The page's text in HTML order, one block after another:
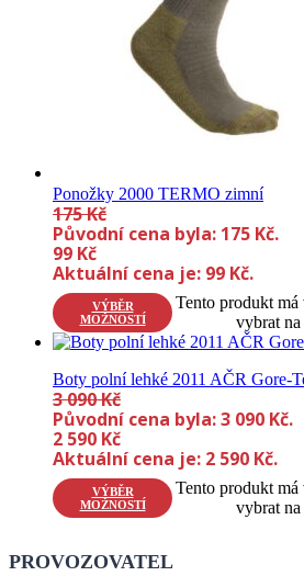
Ponožky 2000 TERMO zimní
175Kč
Původní cena byla: 175 Kč.
99 Kč
Aktuální cena je: 99 Kč.
VÝBĚR
MOŽNOSTÍ
Tento produkt
vybrat na
Boty polní lehké 2011 AČR Gore-
3 090Kč
Původní cena byla: 3 090 Kč.
2 590 Kč
Aktuální cena je: 2 590 Kč.
VÝBĚR
MOŽNOSTÍ
Tento produkt
vybrat na
PROVOZOVATEL